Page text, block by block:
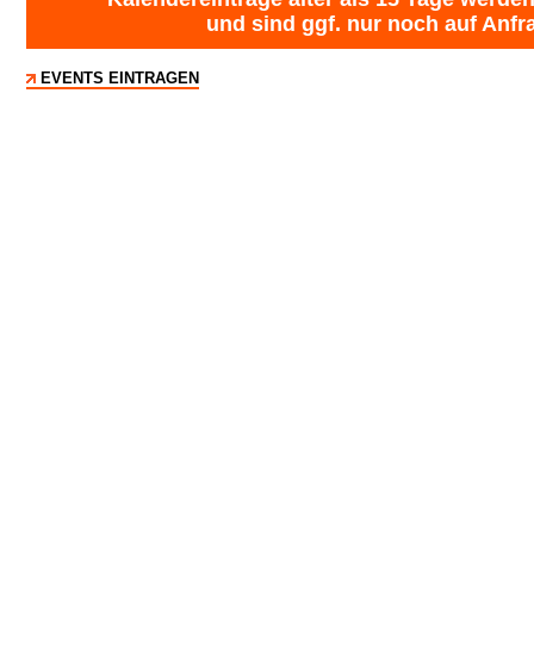
und sind ggf. nur noch auf
EVENTS EINTRAGEN